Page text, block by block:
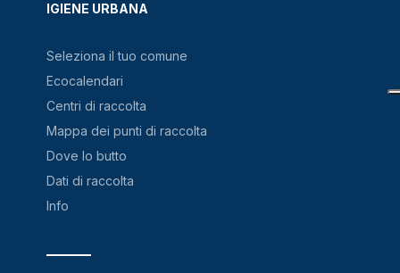
IGIENE URBANA
Seleziona il tuo comune
Ecocalendari
Centri di raccolta
Mappa dei punti di raccolta
Dove lo butto
Dati di raccolta
Info